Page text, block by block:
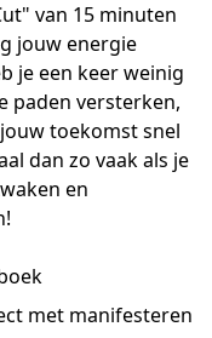
van 15 minuten
jouw energie
je een keer weinig
paden versterken,
toekomst snel
dan zo vaak als je
en
met manifesteren